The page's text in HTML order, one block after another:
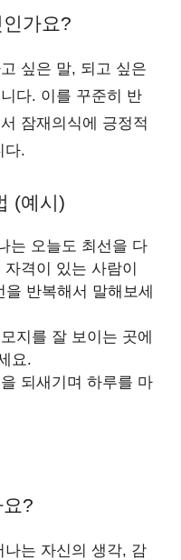
가요?
싶은 말, 되고 싶은
다. 이를 꾸준히 반
잠재의식에 긍정적
다.
(예시)
는 오늘도 최선을 다
자격이 있는 사람이
을 반복해서 말해보세
지를 잘 보이는 곳에
요.
되새기며 하루를 마
?
는 자신의 생각, 감